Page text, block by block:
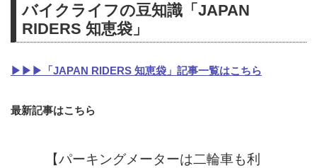
バイクライフの豆知識「JAPAN
RIDERS 知恵袋」
▶▶▶「JAPAN RIDERS 知恵袋」記事一覧はこちら
最新記事はこちら
【パーキングメーターは二輪車も利